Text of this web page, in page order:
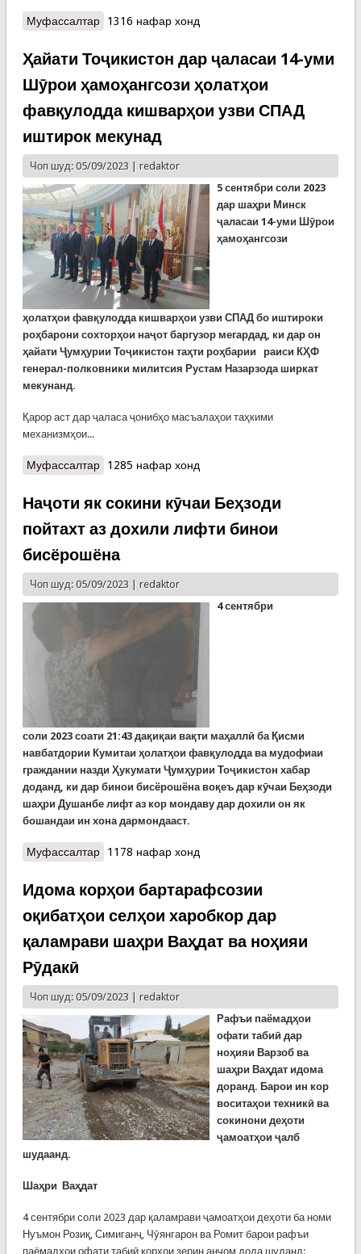
Муфассалтаро Анҷоми тамрини воҳидҳои наҷоти кишварҳои
1316 нафар хонд
Ҳайати Тоҷикистон дар ҷаласаи 14-уми
Шӯрои ҳамоҳангсози ҳолатҳои
фавқулодда кишварҳои узви СПАД
иштирок мекунад
Чоп шуд: 05/09/2023 | redaktor
5 сентябри соли 2023
дар шаҳри Минск
ҷаласаи 14-уми Шӯрои
ҳамоҳангсози
ҳолатҳои фавқулоддакишварҳои узви СПАД бо иштироки
роҳбарони сохторҳои наҷот баргузор мегардад, ки дар он
ҳайати Ҷумҳурии Тоҷикистон таҳти роҳбарии
раиси КҲФ
генерал-полковники милитсия Рустам Назарзодаширкат
мекунанд.
Қарор аст дар ҷаласа ҷонибҳо масъалаҳои таҳкими
механизмҳои...
Муфассалтаро Ҳайати Тоҷикистон дар ҷаласаи 14-уми Шӯрои
узви СПАД иштирок мекунад
1285 нафар хонд
Наҷоти як сокини кӯчаи Беҳзоди
пойтахт аз дохили лифти бинои
бисёрошёна
Чоп шуд: 05/09/2023 | redaktor
4 сентябри
соли 2023 соати 21:43 дақиқаи вақти маҳаллӣ ба Қисми
навбатдории Кумитаи ҳолатҳои фавқулодда ва мудофиаи
граждании назди Ҳукумати Ҷумҳурии Тоҷикистон хабар
доданд, ки дар бинои бисёрошёна воқеъ дар кӯчаи Беҳзоди
шаҳри Душанбе лифт аз кор мондаву дар дохили он як
бошандаи ин хона дармондааст.
Муфассалтаро Наҷоти як сокини кӯчаи Беҳзоди пойтахт аз
1178 нафар хонд
Идома корҳои бартарафсозии
оқибатҳои селҳои харобкор дар
қаламрави шаҳри Ваҳдат ва ноҳияи
Рӯдакӣ
Чоп шуд: 05/09/2023 | redaktor
Рафъи паёмадҳои
офати табиӣ дар
ноҳияи Варзоб ва
шаҳри Ваҳдат идома
доранд. Барои ин кор
воситаҳои техникӣ ва
сокинони деҳоти
ҷамоатҳои ҷалб
шудаанд.
Шаҳри Ваҳдат
4 сентябри соли 2023 дар қаламрави ҷамоатҳои деҳоти ба номи
Нуъмон Розиқ, Симиганҷ, Чӯянгарон ва Ромит барои рафъи
паёмадҳои офати табиӣ корҳои зерин анҷом дода шуданд: